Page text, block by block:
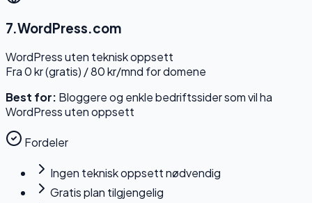
7.WordPress.com
WordPress uten teknisk oppsett
Fra 0 kr (gratis) / 80 kr/mnd for domene
Best for: Bloggere og enkle bedriftssider som vil ha
WordPress uten oppsett
Fordeler
Ingen teknisk oppsett nødvendig
Gratis plan tilgjengelig